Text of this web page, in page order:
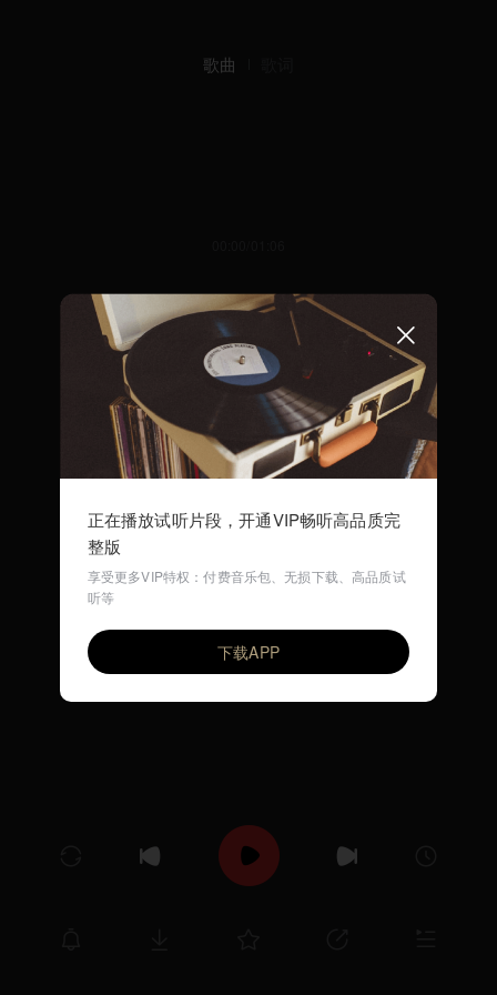
歌曲
Hide and Seek(早教英文歌)
环尼宝贝儿歌
正在播放试听片段，开通VIP畅听高品质完
整版
享受更多VIP特权：付费音乐包、无损下载、高品质试
听等
下载APP
